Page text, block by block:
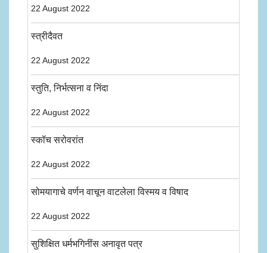
22 August 2022
स्त्रीदैवत
22 August 2022
स्तुति, निर्भत्सना व निंदा
22 August 2022
स्कॉच सरोवरांत
22 August 2022
सोमयागाचे वर्णन वाचून वाटलेला विस्मय व विषाद
22 August 2022
सुशिक्षित धर्मभगिनींस अनावृत पत्र